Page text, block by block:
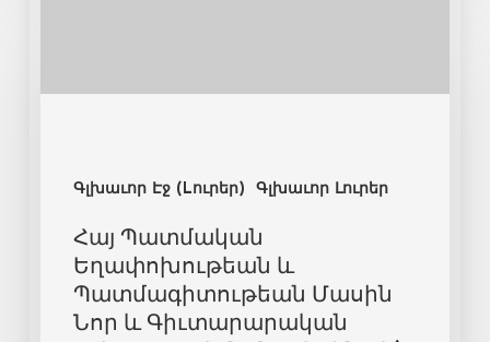
Գլխաւոր Էջ (Lուրեր) Գլխաւոր Լուրեր
Հայ Պատմական
Եղափոխութեան և
Պատմագիտութեան Մասին
Նոր և Գիւտարարական